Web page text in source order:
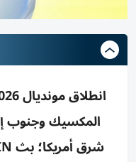
شرق أمريكا؛ بث beIN؛ 48 منتخباً و3 افتتاحات